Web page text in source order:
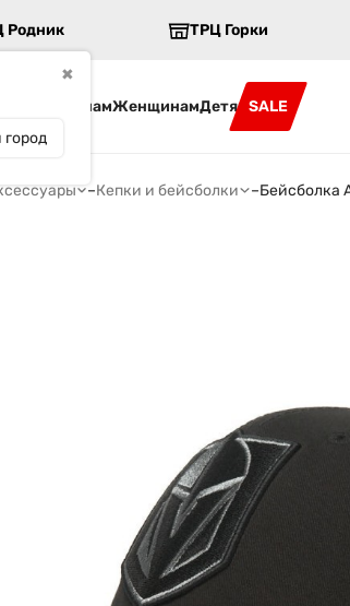
✖
город
Родник ТРЦ Горки
МужчинамЖенщинамДетям SALE
–Кепки и бейсболки –Бейсболка